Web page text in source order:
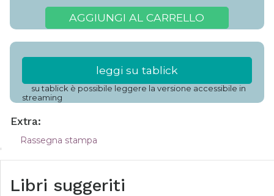
AGGIUNGI AL CARRELLO
leggi su tablick
su tablick è possibile leggere la versione accessibile in
streaming
Extra:
Rassegna stampa
Libri suggeriti